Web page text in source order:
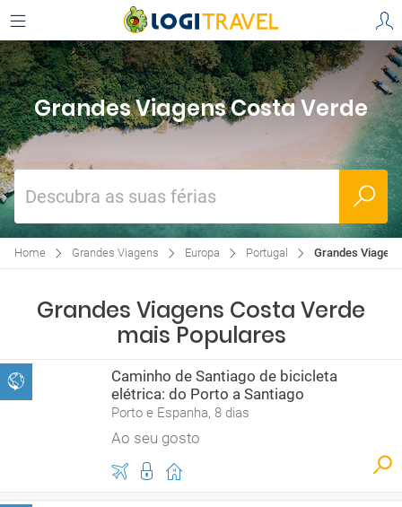
Grandes Viagens Costa Verde
Descubra as suas férias
Home Grandes Viagens Europa Portugal Grandes
Grandes Viagens Costa Verde
mais Populares
Caminho de Santiago de bicicleta
elétrica: do Porto a Santiago
Porto e Espanha, 8 dias
Ao seu gosto